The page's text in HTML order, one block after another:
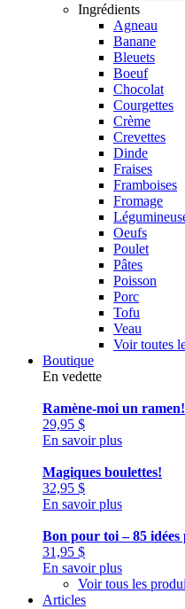
Ingrédients
Agneau
Banane
Bleuets
Boeuf
Chocolat
Courgettes
Crème
Crevettes
Dinde
Fraises
Framboises
Fromage
Oeufs
Poulet
Pâtes
Poisson
Porc
Tofu
Veau
Voir toutes
Boutique
En vedette
Ramène-moi un ramen!
29,95 $
En savoir plus
Magiques boulettes!
32,95 $
En savoir plus
Bon pour toi – 85 idées
31,95 $
En savoir plus
Voir tous les
Articles